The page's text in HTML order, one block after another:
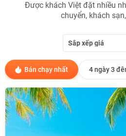
Được khách Việt đặt nhiều
chuyển, khách
Sắp xếp giá
Bán chạy nhất 4 ngày 3
TƯ VẤN NGAY